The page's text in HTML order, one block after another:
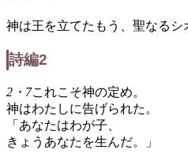
神は王を立てたもう、聖なるシ
詩編2
2・7これこそ神の定め。
神はわたしに告げられた。
「あなたはわが子、
きょうあなたを生んだ。」